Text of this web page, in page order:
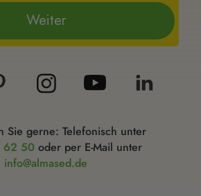
Weiter
Sie gerne: Telefonisch unter
62 50 oder per E-Mail unter
info@almased.de